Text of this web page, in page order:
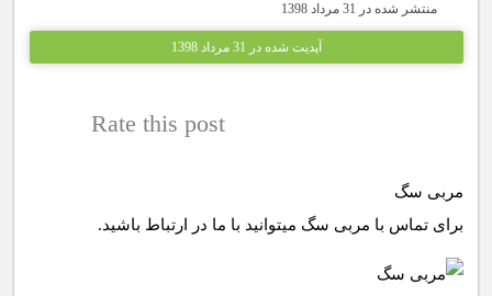
منتشر شده در 31 مرداد 1398
آپدیت شده در 31 مرداد 1398
Rate this post
مربی سگ
برای تماس با مربی سگ میتوانید با ما در ارتباط باشید.